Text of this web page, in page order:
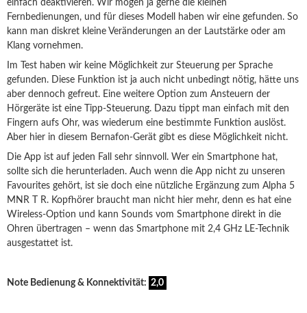
einfach deaktivieren. Wir mögen ja gerne die kleinen
Fernbedienungen, und für dieses Modell haben wir eine gefunden. So
kann man diskret kleine Veränderungen an der Lautstärke oder am
Klang vornehmen.
Im Test haben wir keine Möglichkeit zur Steuerung per Sprache
gefunden. Diese Funktion ist ja auch nicht unbedingt nötig, hätte uns
aber dennoch gefreut. Eine weitere Option zum Ansteuern der
Hörgeräte ist eine Tipp-Steuerung. Dazu tippt man einfach mit den
Fingern aufs Ohr, was wiederum eine bestimmte Funktion auslöst.
Aber hier in diesem Bernafon-Gerät gibt es diese Möglichkeit nicht.
Die App ist auf jeden Fall sehr sinnvoll. Wer ein Smartphone hat,
sollte sich die herunterladen. Auch wenn die App nicht zu unseren
Favourites gehört, ist sie doch eine nützliche Ergänzung zum Alpha 5
MNR T R. Kopfhörer braucht man nicht hier mehr, denn es hat eine
Wireless-Option und kann Sounds vom Smartphone direkt in die
Ohren übertragen – wenn das Smartphone mit 2,4 GHz LE-Technik
ausgestattet ist.
Note Bedienung & Konnektivität: 2,0